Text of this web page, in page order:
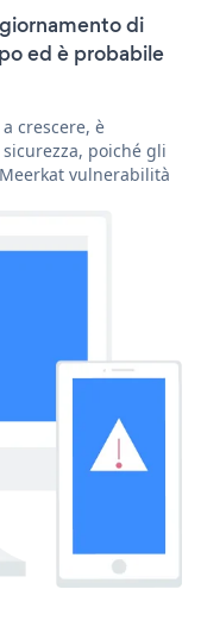
di
ed è probabile
crescere, è
poiché gli
vulnerabilità